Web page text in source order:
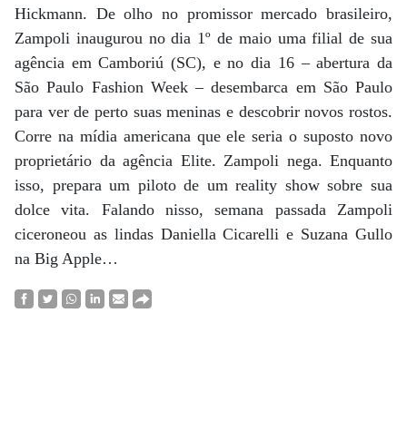
Hickmann. De olho no promissor mercado brasileiro,
Zampoli inaugurou no dia 1º de maio uma filial de sua
agência em Camboriú (SC), e no dia 16 – abertura da
São Paulo Fashion Week – desembarca em São Paulo
para ver de perto suas meninas e descobrir novos rostos.
Corre na mídia americana que ele seria o suposto novo
proprietário da agência Elite. Zampoli nega. Enquanto
isso, prepara um piloto de um reality show sobre sua
dolce vita. Falando nisso, semana passada Zampoli
ciceroneou as lindas Daniella Cicarelli e Suzana Gullo
na Big Apple…